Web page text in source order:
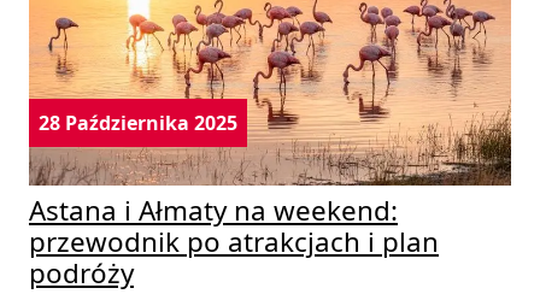
28 Października 2025
Astana i Ałmaty na weekend:
przewodnik po atrakcjach i plan
podróży